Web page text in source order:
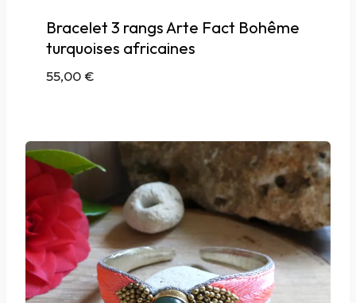
Bracelet 3 rangs Arte Fact Bohême
turquoises africaines
55,00€